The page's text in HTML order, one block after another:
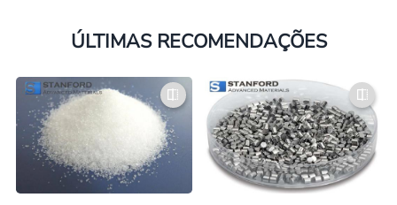
ÚLTIMAS RECOMENDAÇÕES